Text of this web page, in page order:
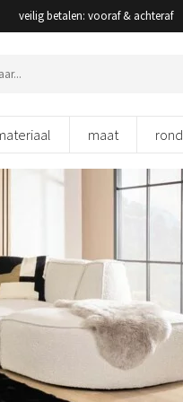
veilig betalen: vooraf & achteraf
maat rond